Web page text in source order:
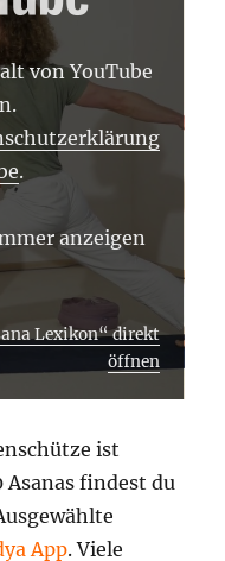
von YouTube
.
anzeigen
Lexikon“ direkt
öffnen
ist
Asanas findest du
App. Viele